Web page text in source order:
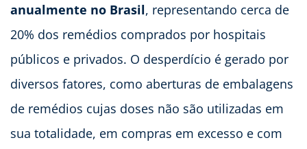
anualmente no Brasil, representando cerca de
20% dos remédios comprados por hospitais
públicos e privados. O desperdício é gerado por
diversos fatores, como aberturas de embalagens
de remédios cujas doses não são utilizadas em
sua totalidade, em compras em excesso e com